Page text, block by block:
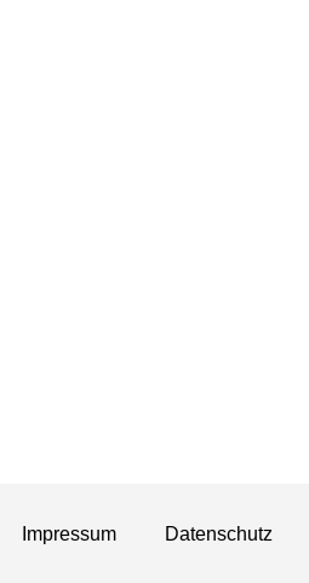
Impressum Daten­schutz